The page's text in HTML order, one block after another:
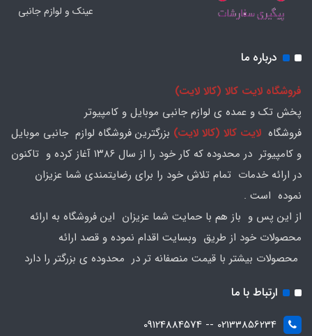
عینک و لوازم جانبی
درباره ما
فروشگاه لایت کالا (کالا لایت)
پخش تک و عمده ی لوازم جانبی موبایل و کامپیوتر
فروشگاه لایت کالا (کالا لایت) بزرگترین فروشگاه لوازم جانبی موبایل
و کامپیوتر در محدوده که کار خود را از سال ۱۳۸۶ آغاز کرده و تاکنون
در ارائه خدمات تمام تلاش خود را برای رضایتمندی شما عزیزان
نموده است .
از این پس و باز هم با حمایت شما عزیزان این فروشگاه به ارائه
محصولات خود از طریق وبسایت اقدام نموده و قصد ارائه
محصولات بیشتر با قیمت منصفانه تر در محدوده ی بزرگتر را دارد
ارتباط با ما
02133856234 -- 09124884574